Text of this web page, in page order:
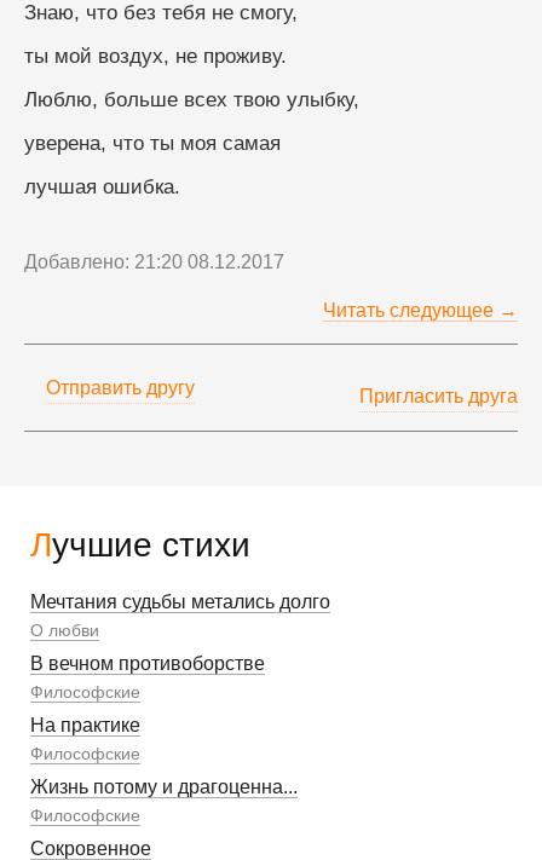
Лучшие стихи
Мечтания судьбы метались долго
О любви
В вечном противоборстве
Философские
На практике
Философские
Жизнь потому и драгоценна...
Философские
Сокровенное
Знаю, что без тебя не смогу,
ты мой воздух, не проживу.
Люблю, больше всех твою улыбку,
уверена, что ты моя самая
лучшая ошибка.
Добавлено: 21:20 08.12.2017
Читать следующее →
Отправить другу Пригласить друга